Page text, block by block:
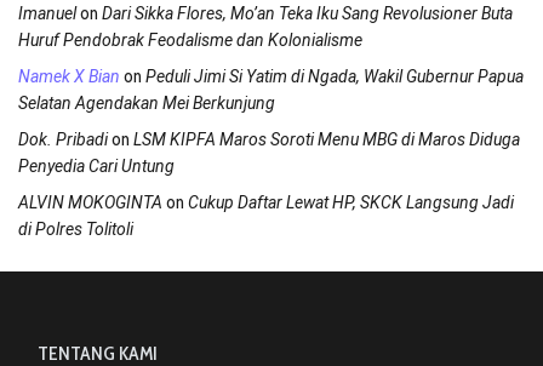
Imanuelon Dari Sikka Flores, Mo’an Teka Iku Sang Revolusioner Buta
Huruf Pendobrak Feodalisme dan Kolonialisme
Namek X Bian on Peduli Jimi Si Yatim di Ngada, Wakil Gubernur Papua
Selatan Agendakan Mei Berkunjung
Dok. Pribadion LSM KIPFA Maros Soroti Menu MBG di Maros Diduga
Penyedia Cari Untung
ALVIN MOKOGINTA on Cukup Daftar Lewat HP, SKCK Langsung Jadi
di Polres Tolitoli
TENTANG KAMI